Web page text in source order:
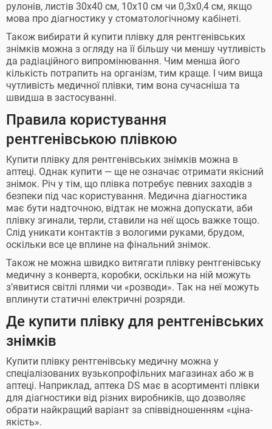
рулонів, листів 30х40 см, 10х10 см чи 0,3х0,4 см, якщо
мова про діагностику у стоматологічному кабінеті.
Також вибирати й купити плівку для рентгенівських
знімків можна з огляду на її більшу чи меншу чутливість
да радіаційного випромінювання. Чим менша його
кількість потрапить на організм, тим краще. І чим вища
чутливість медичної плівки, тим вона сучасніша та
швидша в застосуванні.
Правила користування
рентгенівською плівкою
Купити плівку для рентгенівських знімків можна в
аптеці. Однак купити — ще не означає отримати якісний
знімок. Річ у тім, що плівка потребує певних заходів з
безпеки під час користування. Медична діагностика
має бути надточною, відтак не можна допускати, аби
плівку згинали, терли, ставили на неї щось важке тощо.
Слід уникати контактів з вологими руками, брудом,
оскільки все це вплине на фінальний знімок.
Також не можна швидко витягати плівку рентгенівську
медичну з конверта, коробки, оскільки на ній можуть
з’явитися світлі плями чи «розводи». Так на неї можуть
вплинути статичні електричні розряди.
Де купити плівку для рентгенівських
знімків
Купити плівку рентгенівську медичну можна у
спеціалізованих вузькопрофільних магазинах або ж в
аптеці. Наприклад, аптека DS має в асортименті плівки
для діагностики від різних виробників, що дозволяє
обрати найкращий варіант за співвідношенням «ціна-
якість».